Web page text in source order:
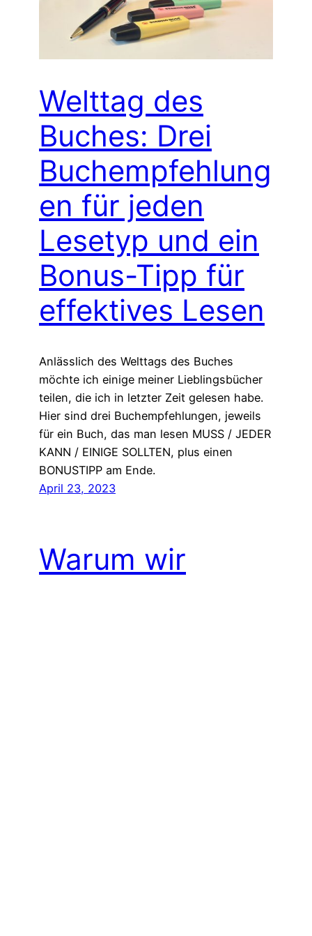
Welttag des
Buches: Drei
Buchempfehlung
en für jeden
Lesetyp und ein
Bonus-Tipp für
effektives Lesen
Anlässlich des Welttags des Buches
möchte ich einige meiner Lieblingsbücher
teilen, die ich in letzter Zeit gelesen habe.
Hier sind drei Buchempfehlungen, jeweils
für ein Buch, das man lesen MUSS / JEDER
KANN / EINIGE SOLLTEN, plus einen
BONUSTIPP am Ende.
April 23, 2023
Warum wir